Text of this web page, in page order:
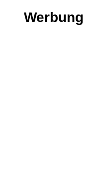
Werbung